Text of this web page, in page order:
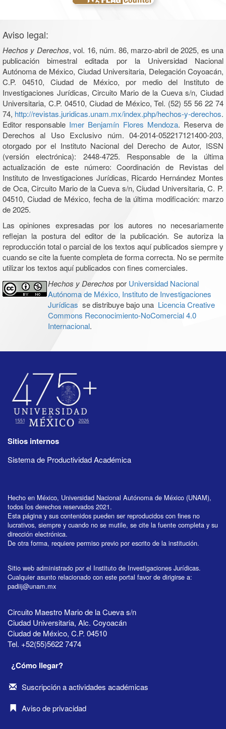
Aviso legal:
Hechos y Derechos, vol. 16, núm. 86, marzo-abril de 2025, es una
publicación bimestral editada por la Universidad Nacional
Autónoma de México, Ciudad Universitaria, Delegación Coyoacán,
C.P. 04510, Ciudad de México, por medio del Instituto de
Investigaciones Jurídicas, Circuito Mario de la Cueva s/n, Ciudad
Universitaria, C.P. 04510, Ciudad de México, Tel. (52) 55 56 22 74
74, http://revistas.juridicas.unam.mx/index.php/hechos-y-derechos.
Editor responsable Imer Benjamín Flores Mendoza. Reserva de
Derechos al Uso Exclusivo núm. 04-2014-052217121400-203,
otorgado por el Instituto Nacional del Derecho de Autor, ISSN
(versión electrónica): 2448-4725. Responsable de la última
actualización de este número: Coordinación de Revistas del
Instituto de Investigaciones Jurídicas, Ricardo Hernández Montes
de Oca, Circuito Mario de la Cueva s/n, Ciudad Universitaria, C. P.
04510, Ciudad de México, fecha de la última modificación: marzo
de 2025.
Las opiniones expresadas por los autores no necesariamente
reflejan la postura del editor de la publicación. Se autoriza la
reproducción total o parcial de los textos aquí publicados siempre y
cuando se cite la fuente completa de forma correcta. No se permite
utilizar los textos aquí publicados con fines comerciales.
Hechos y Derechos por Universidad Nacional
Autónoma de México, Instituto de Investigaciones
Jurídicas se distribuye bajo una Licencia Creative
Commons Reconocimiento-NoComercial 4.0
Internacional.
Sitios internos
Sistema de Productividad Académica
Hecho en México, Universidad Nacional Autónoma de México (UNAM),
todos los derechos reservados 2021.
Esta página y sus contenidos pueden ser reproducidos con fines no
lucrativos, siempre y cuando no se mutile, se cite la fuente completa y su
dirección electrónica.
De otra forma, requiere permiso previo por escrito de la institución.
Sitio web administrado por el Instituto de Investigaciones Jurídicas.
Cualquier asunto relacionado con este portal favor de dirigirse a:
padiij@unam.mx
Circuito Maestro Mario de la Cueva s/n
Ciudad Universitaria, Alc. Coyoacán
Ciudad de México, C.P. 04510
Tel. +52(55)5622 7474
¿Cómo llegar?
Suscripción a actividades académicas
Aviso de privacidad